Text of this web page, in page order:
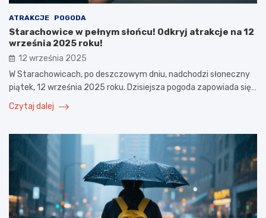
ATRAKCJE POGODA
Starachowice w pełnym słońcu! Odkryj atrakcje na 12
września 2025 roku!
12 września 2025
W Starachowicach, po deszczowym dniu, nadchodzi słoneczny
piątek, 12 września 2025 roku. Dzisiejsza pogoda zapowiada się…
Czytaj dalej